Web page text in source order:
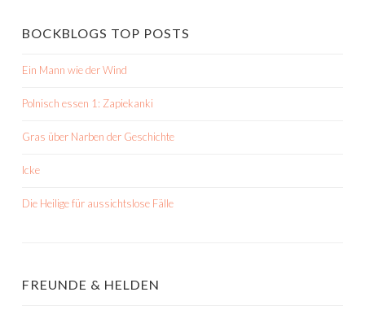
BOCKBLOGS TOP POSTS
Ein Mann wie der Wind
Polnisch essen 1: Zapiekanki
Gras über Narben der Geschichte
Icke
Die Heilige für aussichtslose Fälle
FREUNDE & HELDEN